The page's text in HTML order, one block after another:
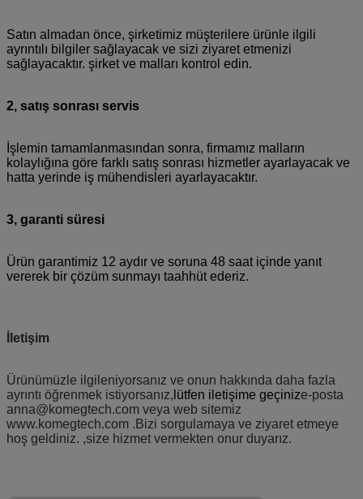
Satın almadan önce, şirketimiz müşterilere ürünle ilgili
ayrıntılı bilgiler sağlayacak ve sizi ziyaret etmenizi
sağlayacaktır. şirket ve malları kontrol edin.
2, satış sonrası servis
İşlemin tamamlanmasından sonra, firmamız malların
kolaylığına göre farklı satış sonrası hizmetler ayarlayacak ve
hatta yerinde iş mühendisleri ayarlayacaktır.
3, garanti süresi
Ürün garantimiz 12 aydır ve soruna 48 saat içinde yanıt
vererek bir çözüm sunmayı taahhüt ederiz.
İletişim
Ürünümüzle ilgileniyorsanız ve onun hakkında daha fazla
ayrıntı öğrenmek istiyorsanız, lütfen iletişime geçinize-posta
anna@komegtech.com veya web sitemiz
www.komegtech.com .Bizi sorgulamaya ve ziyaret etmeye
hoş geldiniz. ,size hizmet vermekten onur duyarız.